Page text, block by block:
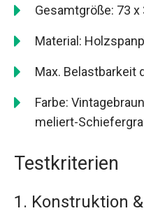
Gesamtgröße: 73 x
Material:
Max. Belastbarkeit
Farbe:
meliert-
Testkriterien
1. Konstruktion